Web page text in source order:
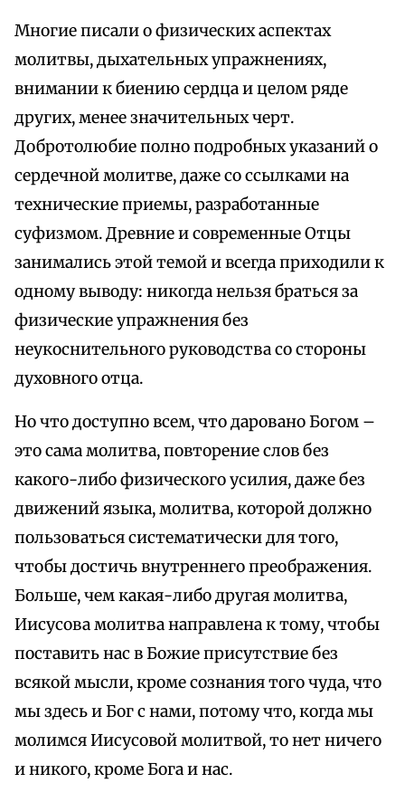
Многие писали о физических аспектах
молитвы, дыхательных упражнениях,
внимании к биению сердца и целом ряде
других, менее значительных черт.
Добротолюбие полно подробных указаний о
сердечной молитве, даже со ссылками на
технические приемы, разработанные
суфизмом. Древние и современные Отцы
занимались этой темой и всегда приходили к
одному выводу: никогда нельзя браться за
физические упражнения без
неукоснительного руководства со стороны
духовного отца.
Но что доступно всем, что даровано Богом –
это сама молитва, повторение слов без
какого-либо физического усилия, даже без
движений языка, молитва, которой должно
пользоваться систематически для того,
чтобы достичь внутреннего преображения.
Больше, чем какая-либо другая молитва,
Иисусова молитва направлена к тому, чтобы
поставить нас в Божие присутствие без
всякой мысли, кроме сознания того чуда, что
мы здесь и Бог с нами, потому что, когда мы
молимся Иисусовой молитвой, то нет ничего
и никого, кроме Бога и нас.